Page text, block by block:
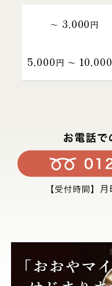
～ 3,000円
5,000円 〜 10,000